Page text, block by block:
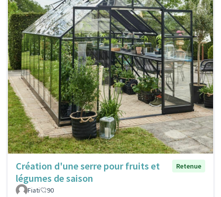
Création d'une serre pour fruits et
légumes de saison
Retenue
Fiati 90